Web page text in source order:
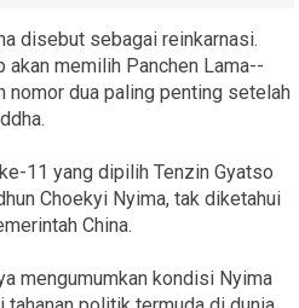
disebut sebagai reinkarnasi.
akan memilih Panchen Lama--
dua paling penting setelah
11 yang dipilih Tenzin Gyatso
Choekyi Nyima, tak diketahui
China.
mengumumkan kondisi Nyima